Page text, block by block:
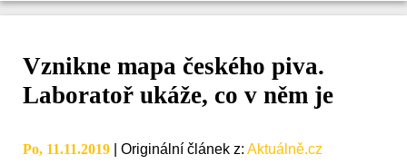
Vznikne mapa českého piva.
Laboratoř ukáže, co v něm je
Po, 11.11.2019 Originální článek z: Aktuálně.cz